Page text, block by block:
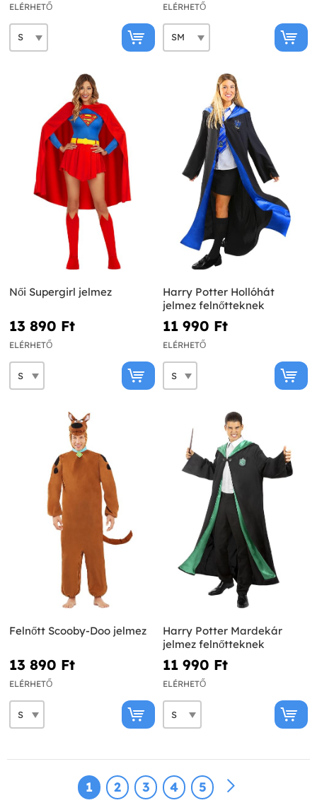
ELÉRHETŐ ELÉRHETŐ
Női Supergirl jelmez
13 890 Ft‎
ELÉRHETŐ
Harry Potter Hollóhát
jelmez felnőtteknek
11 990 Ft‎
ELÉRHETŐ
Felnőtt Scooby-Doo jelmez
13 890 Ft‎
ELÉRHETŐ
Harry Potter Mardekár
jelmez felnőtteknek
11 990 Ft‎
ELÉRHETŐ
1 2 3 4 5